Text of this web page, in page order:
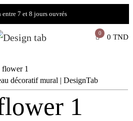
7 et 8 jours ouvrés
0 0 TND
flower 1
1